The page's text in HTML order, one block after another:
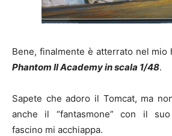
Bene, finalmente è atterrato nel mio
Phantom II Academy in scala 1/48.
Sapete che adoro il Tomcat, ma
anche il “fantasmone” con il
fascino mi acchiappa.